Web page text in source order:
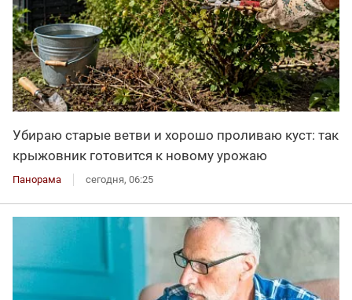
Убираю старые ветви и хорошо проливаю куст: так
крыжовник готовится к новому урожаю
Панорама сегодня, 06:25